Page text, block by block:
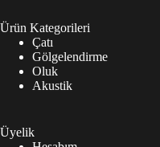
Ürün Kategorileri
Çatı
Gölgelendirme
Oluk
Akustik
Üyelik